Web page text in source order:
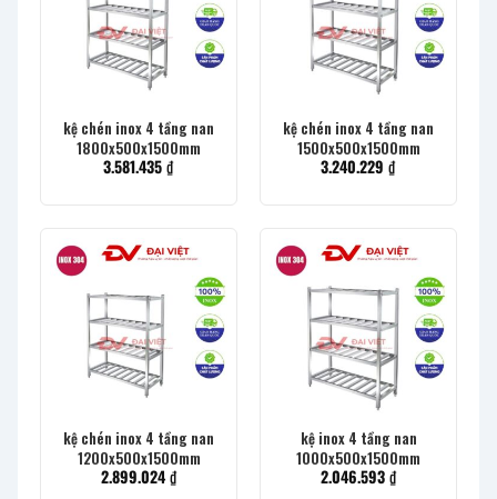
kệ chén inox 4 tầng nan
1800x500x1500mm
3.581.435₫
kệ chén inox 4 tầng nan
1500x500x1500mm
3.240.229 ₫
kệ chén inox 4 tầng nan
1200x500x1500mm
2.899.024₫
kệ inox 4 tầng nan
1000x500x1500mm
2.046.593₫